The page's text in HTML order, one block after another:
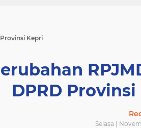
Kepri
DPRD
Selasa |